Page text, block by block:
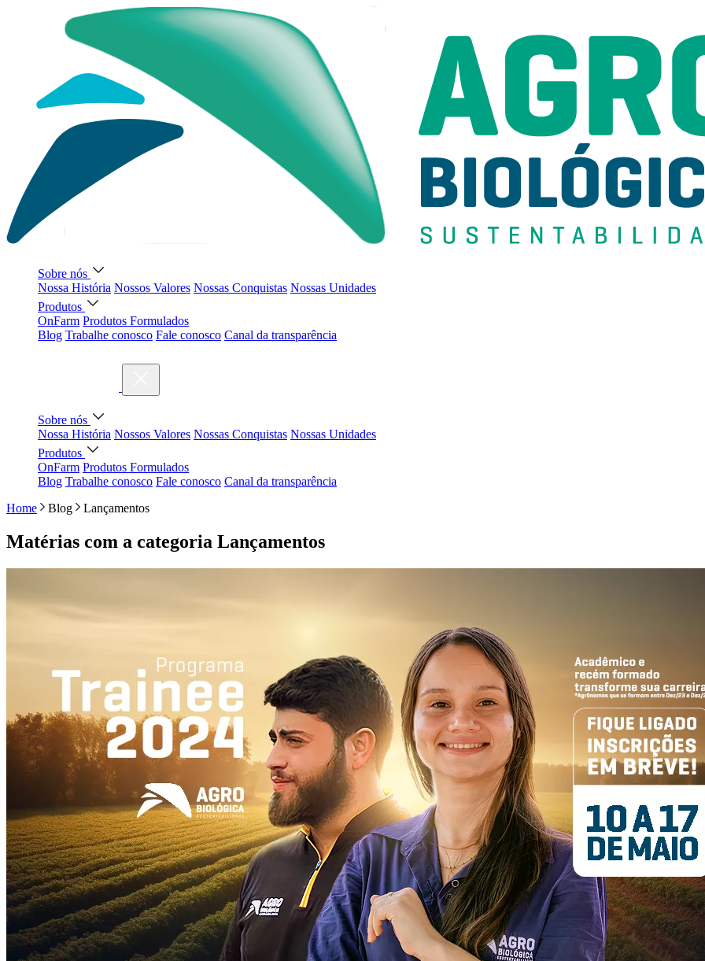
Sobre nós
Nossa História Nossos Valores Nossas Conquistas Nossas Unidades
Produtos
OnFarm Produtos Formulados
Blog Trabalhe conosco Fale conosco Canal da transparência
Sobre nós
Nossa História Nossos Valores Nossas Conquistas Nossas Unidades
Produtos
OnFarm Produtos Formulados
Blog Trabalhe conosco Fale conosco Canal da transparência
Home
Blog Lançamentos
Matérias com a categoria Lançamentos